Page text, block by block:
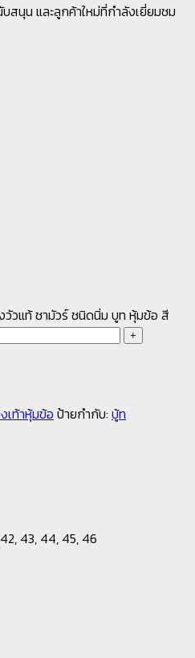
นุน และลูกค้าใหม่ที่กำลังเยี่ยมชม
วัวแท้ ชามัวร์ ชนิดนิ่ม บูท หุ้มข้อ สี
เท้าหุ้มข้อ ป้ายกำกับ: บู้ท
43, 44, 45, 46